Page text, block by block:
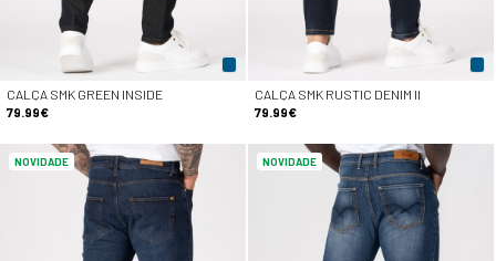
CALÇA SMK GREEN INSIDE
79.99€
CALÇA SMK RUSTIC DENIM II
79.99€
NOVIDADE NOVIDADE